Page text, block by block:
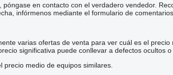
en contacto con el verdadero vendedor.
infórmenos mediante el formulario de
varias ofertas de venta para ver cuál es el
significativa puede conllevar a defectos ocultos
medio de equipos similares.